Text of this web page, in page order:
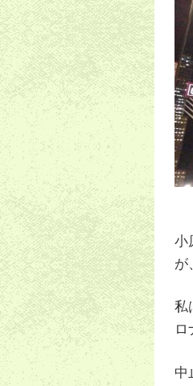
小
が
私
ロ
中